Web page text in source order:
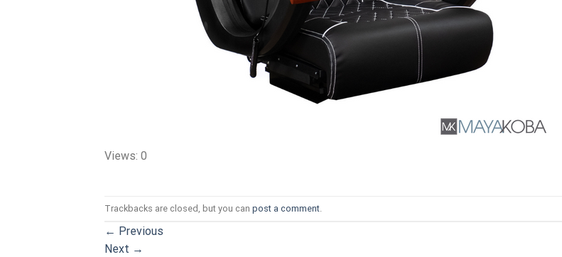
Views: 0
Trackbacks are closed, but you can post a comment
← Previous
Next →